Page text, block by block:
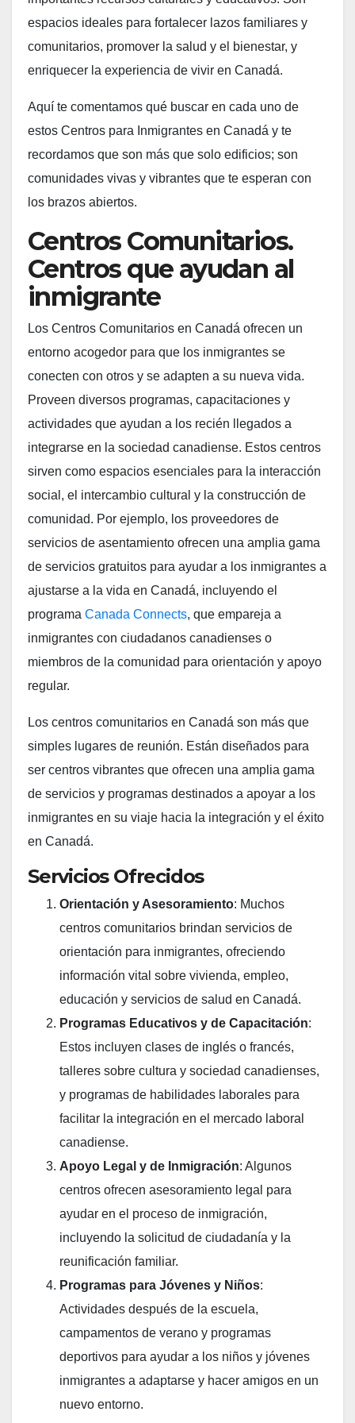
espacios ideales para fortalecer lazos familiares y
comunitarios, promover la salud y el bienestar, y
enriquecer la experiencia de vivir en Canadá.
Aquí te comentamos qué buscar en cada uno de
estos Centros para Inmigrantes en Canadá y te
recordamos que son más que solo edificios; son
comunidades vivas y vibrantes que te esperan con
los brazos abiertos.
Centros Comunitarios.
Centros que ayudan al
inmigrante
Los Centros Comunitarios en Canadá ofrecen un
entorno acogedor para que los inmigrantes se
conecten con otros y se adapten a su nueva vida.
Proveen diversos programas, capacitaciones y
actividades que ayudan a los recién llegados a
integrarse en la sociedad canadiense. Estos centros
sirven como espacios esenciales para la interacción
social, el intercambio cultural y la construcción de
comunidad. Por ejemplo, los proveedores de
servicios de asentamiento ofrecen una amplia gama
de servicios gratuitos para ayudar a los inmigrantes a
ajustarse a la vida en Canadá, incluyendo el
programa Canada Connects, que empareja a
inmigrantes con ciudadanos canadienses o
miembros de la comunidad para orientación y apoyo
regular​​.
Los centros comunitarios en Canadá son más que
simples lugares de reunión. Están diseñados para
ser centros vibrantes que ofrecen una amplia gama
de servicios y programas destinados a apoyar a los
inmigrantes en su viaje hacia la integración y el éxito
en Canadá.
Servicios Ofrecidos
Orientación y Asesoramiento: Muchos
centros comunitarios brindan servicios de
orientación para inmigrantes, ofreciendo
información vital sobre vivienda, empleo,
educación y servicios de salud en Canadá.
Programas Educativos y de Capacitación:
Estos incluyen clases de inglés o francés,
talleres sobre cultura y sociedad canadienses,
y programas de habilidades laborales para
facilitar la integración en el mercado laboral
canadiense.
Apoyo Legal y de Inmigración: Algunos
centros ofrecen asesoramiento legal para
ayudar en el proceso de inmigración,
incluyendo la solicitud de ciudadanía y la
reunificación familiar.
Programas para Jóvenes y Niños:
Actividades después de la escuela,
campamentos de verano y programas
deportivos para ayudar a los niños y jóvenes
inmigrantes a adaptarse y hacer amigos en un
nuevo entorno.